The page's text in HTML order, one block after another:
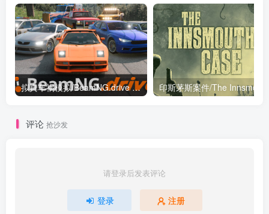
拟真车祸模拟/BeamNG.drive v0.38.4.0|赛车竞速|容量49.1GB|免安装绿色中文版
评论 抢沙发
请登录后发表评论
登录 注册